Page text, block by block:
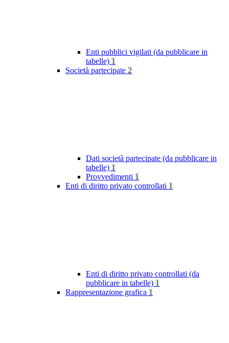
Enti pubblici vigilati (da pubblicare in
tabelle) 1
Società partecipate 2
Dati società partecipate (da pubblicare in
tabelle) 1
Provvedimenti 1
Enti di diritto privato controllati 1
Enti di diritto privato controllati (da
pubblicare in tabelle) 1
Rappresentazione grafica 1